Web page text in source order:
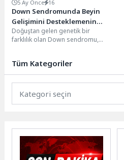
5 Ay Önce 16
Down Sendromunda Beyin
Gelişimini Desteklemenin
Yolları
Doğuştan gelen genetik bir
farklılık olan Down sendromu,
Tüm Kategoriler